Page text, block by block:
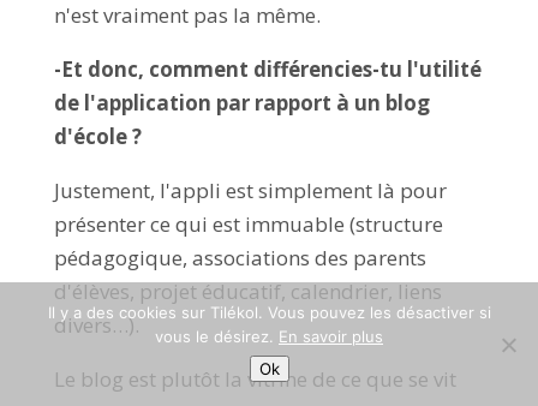
n'est vraiment pas la même.
-Et donc, comment différencies-tu l'utilité
de l'application par rapport à un blog
d'école ?
Justement, l'appli est simplement là pour
présenter ce qui est immuable (structure
pédagogique, associations des parents
d'élèves, projet éducatif, calendrier, liens
divers…).
Le blog est plutôt la vitrine de ce que se vit
Il y a des cookies sur Tilékol. Vous pouvez les désactiver si
vous le désirez. En savoir plus
Ok